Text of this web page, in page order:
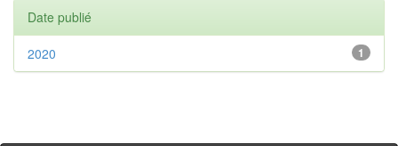
Date publié
1
2020